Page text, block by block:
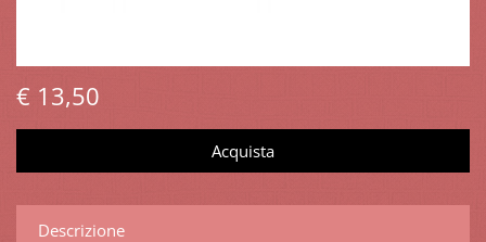
€ 13,50
Descrizione